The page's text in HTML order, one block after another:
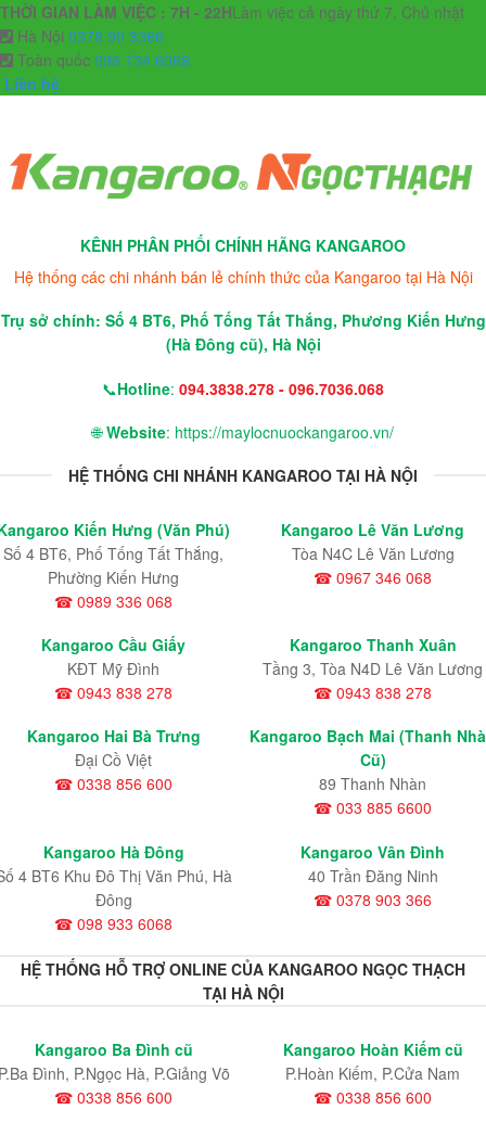
THỜI GIAN LÀM VIỆC : 7H - 22HLàm việc cả ngày thứ 7, Chủ nhật
Hà Nội 0378 90 3366
Toàn quốc 096 734 6068
Liên hệ
KÊNH PHÂN PHỐI CHÍNH HÃNG KANGAROO
Hệ thống các chi nhánh bán lẻ chính thức của Kangaroo tại Hà Nội
Trụ sở chính: Số 4 BT6, Phố Tống Tất Thắng, Phương Kiến Hưng
(Hà Đông cũ), Hà Nội
📞Hotline: 094.3838.278 - 096.7036.068
🌐Website: https://maylocnuockangaroo.vn/
HỆ THỐNG CHI NHÁNH KANGAROO TẠI HÀ NỘI
Kiến Hưng (Văn Phú)
Số 4 BT6, Phố Tống Tất Thắng,
Phường Kiến Hưng
☎ 0989 336 068
Kangaroo Lê Văn Lương
Tòa N4C Lê Văn Lương
☎ 0967 346 068
Kangaroo Cầu Giấy
KĐT Mỹ Đình
☎ 0943 838 278
Kangaroo Thanh Xuân
Tầng 3, Tòa N4D Lê Văn Lương
☎ 0943 838 278
Kangaroo Hai Bà Trưng
Đại Cồ Việt
☎ 0338 856 600
Kangaroo Bạch Mai (Thanh
Cũ)
89 Thanh Nhàn
☎ 033 885 6600
Kangaroo Hà Đông
4 BT6 Khu Đô Thị Văn Phú, Hà
Đông
☎ 098 933 6068
Kangaroo Vân Đình
40 Trần Đăng Ninh
☎ 0378 903 366
HỆ THỐNG HỖ TRỢ ONLINE CỦA KANGAROO NGỌC THẠCH
TẠI HÀ NỘI
Kangaroo Ba Đình cũ
Đình, P.Ngọc Hà, P.Giảng Võ
☎ 0338 856 600
Kangaroo Hoàn Kiếm cũ
P.Hoàn Kiếm, P.Cửa Nam
☎ 0338 856 600